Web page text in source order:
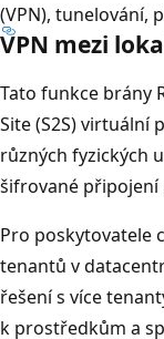
(VPN), tunelování,
VPN mezi
Tato funkce brány
Site (S2S) virtuální
různých fyzických
šifrované připojení
Pro poskytovatele
tenantů v
řešení s více
k prostředkům a